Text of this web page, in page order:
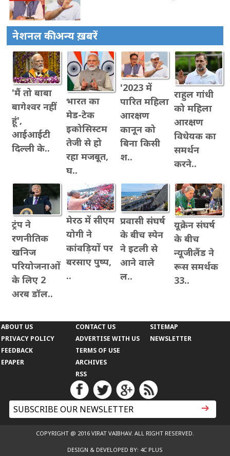
नेशनल की अन्य ख़बरें
'मैं तो बाबा
बागेश्वर नहीं
हूं',
आईआईटी
दिल्ली के..
भारत का
मेड-टेक
इकोसिस्टम
तेजी से हो
रहा मजबूत,
घ..
'2023 में
पारित महिला
आरक्षण
कानून को
बिना किसी
श..
राहुल गांधी
को महिला
आरक्षण
विधेयक का
समर्थन
करने..
ट्रंप ने
रणनीतिक
खनिज
परियोजनाओं
के लिए 2
अरब डॉल..
मेरठ में सीएम
योगी ने
कांवड़ियों पर
बरसाए पुष्प,
..
प्रवासी संघर्ष
के बीच स्पेन
ने इटली से
आने वाले
ल..
यूक्रेन संघर्ष
के बीच
न्यूजीलैंड ने
रूस समर्थक
33..
ABOUT US
PRIVACY POLICY
CONTACT US
ADVERTISE WITH US
SITEMAP
NEWSLETTER
FEEDBACK
EPAPER
TERMS OF USE
ARCHIVES
RSS
COPYRIGHT @ 2016 VIRAT VAIBHAV. ALL RIGHT RESERVED.
DESIGN & DEVELOPED BY: 4C PLUS